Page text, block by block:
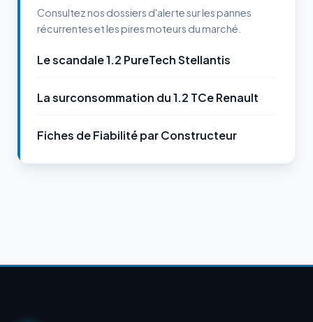
Consultez nos dossiers d'alerte sur les pannes
récurrentes et les pires moteurs du marché.
Le scandale 1.2 PureTech Stellantis
La surconsommation du 1.2 TCe Renault
Fiches de Fiabilité par Constructeur